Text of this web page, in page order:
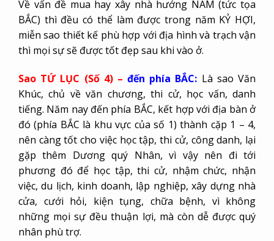
Về vấn đề mua hay xây nhà hướng NAM (tức tọa
BẮC) thì đều có thể làm được trong năm KỶ HỢI,
miễn sao thiết kế phù hợp với địa hình và trạch vận
thì mọi sự sẽ được tốt đẹp sau khi vào ở.
Sao TỨ LỤC (Số 4) – đến phía BẮC: Là sao Văn
Khúc, chủ về văn chương, thi cử, học vấn, danh
tiếng. Năm nay đến phía BẮC, kết hợp với địa bàn ở
đó (phía BẮC là khu vực của số 1) thành cặp 1 – 4,
nên càng tốt cho việc học tập, thi cử, công danh, lại
gặp thêm Dương quý Nhân, vì vậy nên đi tới
phương đó để học tập, thi cử, nhậm chức, nhận
việc, du lịch, kinh doanh, lập nghiệp, xây dựng nhà
cửa, cưới hỏi, kiện tụng, chữa bệnh, vì không
những mọi sự đều thuận lợi, mà còn dễ được quý
nhân phù trợ.